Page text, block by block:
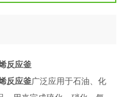
反应釜
反应釜广泛应用于石油、化